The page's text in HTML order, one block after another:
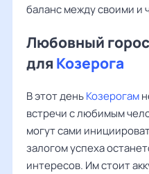
баланс между своими и
Любовный
для Козерога
В этот деньКозерогам
встречи с любимым
могут сами
залогом успеха
интересов. Им стоит